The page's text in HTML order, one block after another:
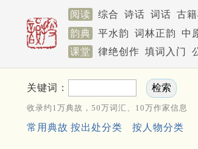
阅读 综合 诗话 词话 古
韵典
平水韵 词林正韵 中
课堂
律绝创作 填词入门
关键词：
收录约1万典故，50万词汇、10万作家信息
常用典故 按出处分类 按人物分类